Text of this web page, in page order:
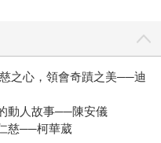
之心，領會奇蹟之美──迪
動人故事──陳安儀
慈──柯華葳